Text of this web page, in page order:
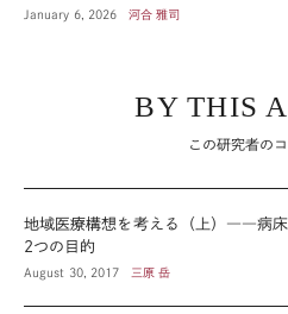
January 6, 2026 河合 雅司
BY THIS
この研究者の
地域医療構想を考える（上）――病床
2つの目的
August 30, 2017 三原 岳